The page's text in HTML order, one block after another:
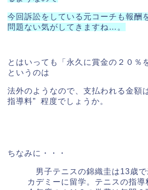
今回訴訟をしている元コーチも報酬
問題ない気がしてきますね…。
とはいっても「永久に賞金の２０％
というのは
法外のようなので、支払われる金額
指導料” 程度でしょうか。
ちなみに・・・
男子テニスの錦織圭は13歳で
カデミーに留学。テニスの指導